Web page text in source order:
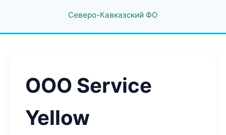
Северо-Кавказский ФО
ООО Service
Yellow